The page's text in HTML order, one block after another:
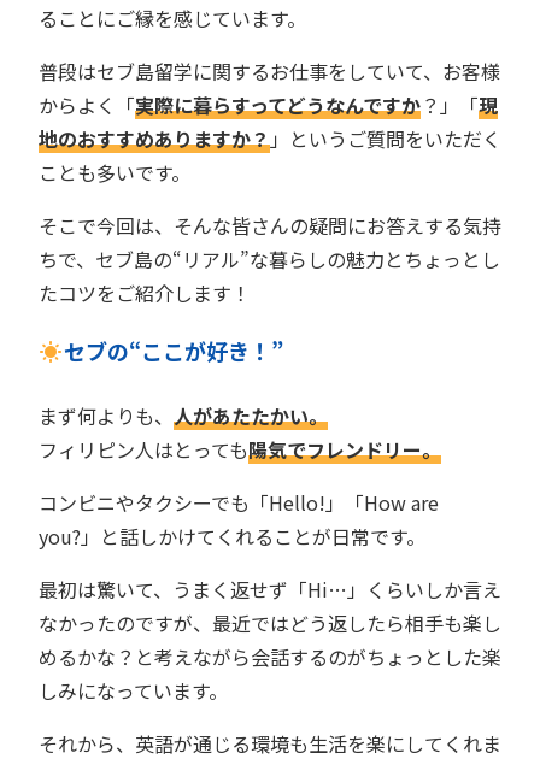
ることにご縁を感じています。
普段はセブ島留学に関するお仕事をしていて、お客様
からよく「実際に暮らすってどうなんですか？」「現
地のおすすめありますか？」というご質問をいただく
ことも多いです。
そこで今回は、そんな皆さんの疑問にお答えする気持
ちで、セブ島の“リアル”な暮らしの魅力とちょっとし
たコツをご紹介します！
セブの“ここが好き！”
まず何よりも、 人があたたかい。
フィリピン人はとっても陽気でフレンドリー。
コンビニやタクシーでも「Hello!」「How are
you?」と話しかけてくれることが日常です。
最初は驚いて、うまく返せず「Hi…」くらいしか言え
なかったのですが、最近ではどう返したら相手も楽し
めるかな？と考えながら会話するのがちょっとした楽
しみになっています。
それから、英語が通じる環境も生活を楽にしてくれま